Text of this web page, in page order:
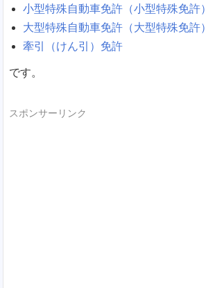
小型特殊自動車免許（小型特殊免許）
大型特殊自動車免許（大型特殊免許）
牽引（けん引）免許
です。
スポンサーリンク